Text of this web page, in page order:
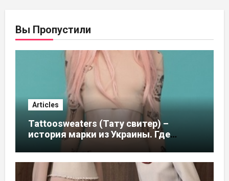
Вы Пропустили
Articles
Tattoosweaters (Тату свитер) –
история марки из Украины. Где
купить в России, адреса магазинов